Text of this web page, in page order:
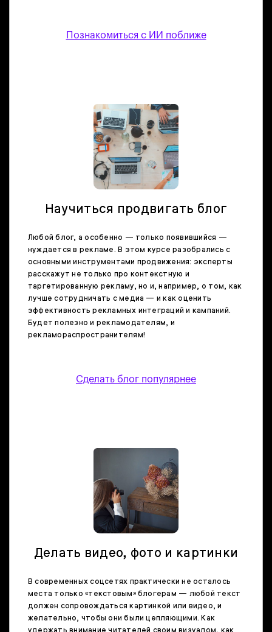
Познакомиться с ИИ поближе
Научиться продвигать блог
Любой блог, а особенно — только появившийся —
нуждается в рекламе. В этом курсе разобрались с
основными инструментами продвижения: эксперты
расскажут не только про контекстную и
таргетированную рекламу, но и, например, о том, как
лучше сотрудничать с медиа — и как оценить
эффективность рекламных интеграций и кампаний.
Будет полезно и рекламодателям, и
рекламораспространителям!
Сделать блог популярнее
Делать видео, фото и картинки
В современных соцсетях практически не осталось
места только «текстовым» блогерам — любой текст
должен сопровождаться картинкой или видео, и
желательно, чтобы они были цепляющими. Как